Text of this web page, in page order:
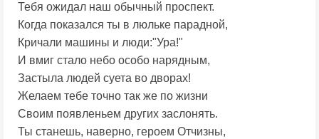
Тебя ожидал наш обычный проспект.
Когда показался ты в люльке парадной,
Кричали машины и люди:"Ура!"
И вмиг стало небо особо нарядным,
Застыла людей суета во дворах!
Желаем тебе точно так же по жизни
Своим появленьем других заслонять.
Ты станешь, наверно, героем Отчизны,